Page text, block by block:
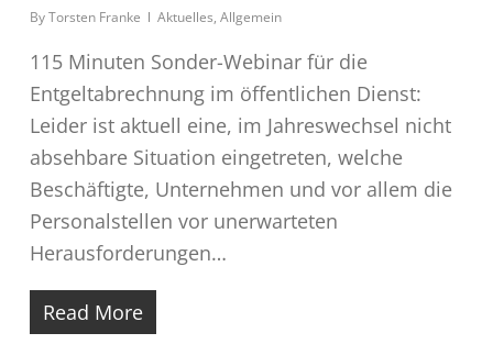
ByTorsten Franke Aktuelles, Allgemein
115 Minuten Sonder-Webinar für die
Entgeltabrechnung im öffentlichen Dienst:
Leider ist aktuell eine, im Jahreswechsel nicht
absehbare Situation eingetreten, welche
Beschäftigte, Unternehmen und vor allem die
Personalstellen vor unerwarteten
Herausforderungen…
Read More